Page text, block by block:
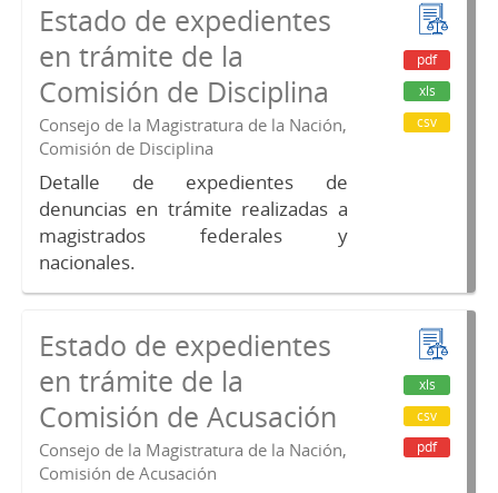
Estado de expedientes
en trámite de la
Comisión de Disciplina
Consejo de la Magistratura de la Nación,
Comisión de Disciplina
Detalle de expedientes de
denuncias en trámite realizadas a
magistrados federales y
nacionales.
pdf
xls
csv
Estado de expedientes
en trámite de la
Comisión de Acusación
Consejo de la Magistratura de la Nación,
Comisión de Acusación
xls
csv
pdf